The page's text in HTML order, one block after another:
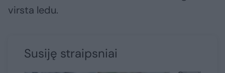
virsta ledu.
Susiję straipsniai